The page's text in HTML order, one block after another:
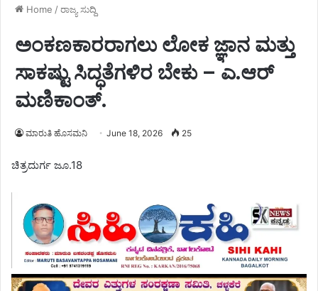
Home /ರಾಜ್ಯ ಸುದ್ದಿ
ಅಂಕಣಕಾರರಾಗಲು ಲೋಕ ಜ್ಞಾನ ಮತ್ತು
ಸಾಕಷ್ಟು ಸಿದ್ಧತೆಗಳಿರ ಬೇಕು – ಎ.ಆರ್
ಮಣಿಕಾಂತ್.
ಮಾರುತಿ ಹೊಸಮನಿ June 18, 2026 25
ಚಿತ್ರದುರ್ಗ ಜೂ.18